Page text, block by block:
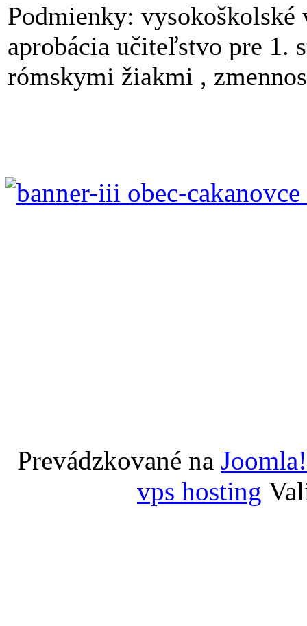
Podmienky:
aprobácia učiteľstvo pre 1.
rómskymi žiakmi ,
Prevádzkované na Joomla!
vps hosting